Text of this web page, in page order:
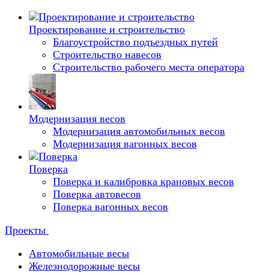
Проектирование и строительство
Благоустройство подъездных путей
Строительство навесов
Строительство рабочего места оператора
Модернизация весов
Модернизация автомобильных весов
Модернизация вагонных весов
Поверка
Поверка и калибровка крановых весов
Поверка автовесов
Поверка вагонных весов
Проекты
Автомобильные весы
Железнодорожные весы